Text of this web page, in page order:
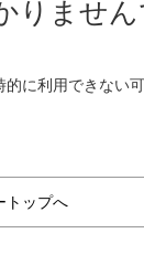
りません
に利用できない可
トップへ